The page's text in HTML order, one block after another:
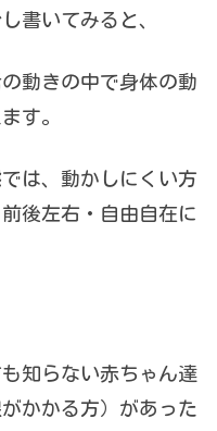
書いてみると、
動きの中で身体の動
す。
は、動かしにくい方
後左右・自由自在に
知らない赤ちゃん達
かかる方）があった